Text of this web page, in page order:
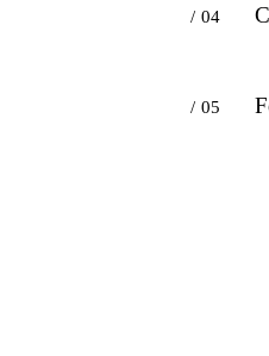
/ 04
/ 05